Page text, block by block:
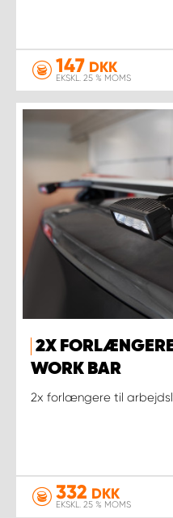
147 DKK
EKSKL. 25 % MOMS
2X
WORK BAR
2x forlængere til
332 DKK
EKSKL. 25 % MOMS